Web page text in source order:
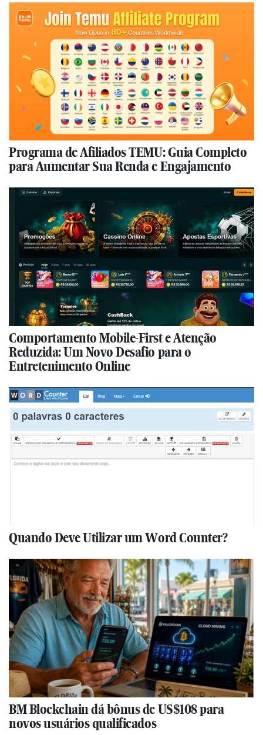
Programa de Afiliados TEMU: Guia Completo
para Aumentar Sua Renda e Engajamento
Comportamento Mobile-First e Atenção
Reduzida: Um Novo Desafio para o
Entretenimento Online
Quando Deve Utilizar um Word Counter?
BM Blockchain dá bônus de US$108 para
novos usuários qualificados